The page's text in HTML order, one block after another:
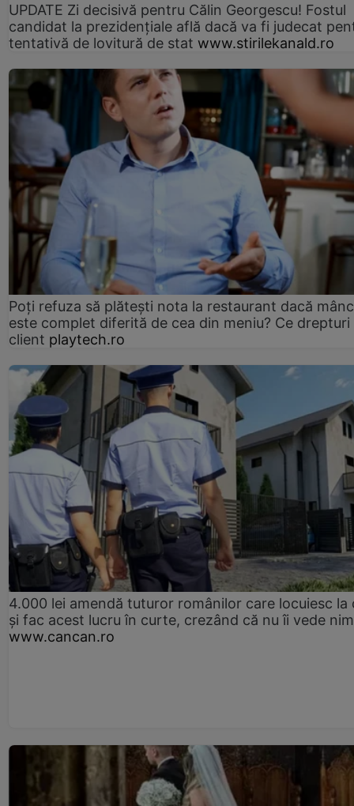
UPDATE Zi decisivă pentru Călin Georgescu! Fostul
candidat la prezidențiale află dacă va fi judecat
tentativă de lovitură de stat www.stirilekanald.ro
Poți refuza să plătești nota la restaurant dacă
este complet diferită de cea din meniu? Ce drepturi
client playtech.ro
4.000 lei amendă tuturor românilor care locuiesc la
și fac acest lucru în curte, crezând că nu îi vede
www.cancan.ro